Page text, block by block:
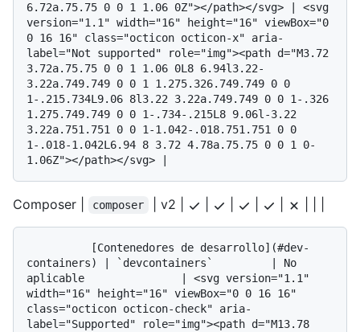
6.72a.75.75 0 0 1 1.06 0Z"></path></svg> | <svg
version="1.1" width="16" height="16" viewBox="0
0 16 16" class="octicon octicon-x" aria-
label="Not supported" role="img"><path d="M3.72
3.72a.75.75 0 0 1 1.06 0L8 6.94l3.22-
3.22a.749.749 0 0 1 1.275.326.749.749 0 0
1-.215.734L9.06 8l3.22 3.22a.749.749 0 0 1-.326
1.275.749.749 0 0 1-.734-.215L8 9.06l-3.22
3.22a.751.751 0 0 1-1.042-.018.751.751 0 0
1-.018-1.042L6.94 8 3.72 4.78a.75.75 0 0 1 0-
Composer | composer | v2 |
containers) | `devcontainers`         | No
aplicable               | <svg version="1.1"
width="16" height="16" viewBox="0 0 16 16"
class="octicon octicon-check" aria-
label="Supported" role="img"><path d="M13.78